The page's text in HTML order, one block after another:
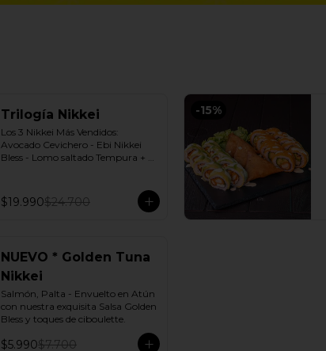
Trilogía Nikkei
Los 3 Nikkei Más Vendidos:
Avocado Cevichero - Ebi Nikkei
Bless - Lomo saltado Tempura + 3
$19.990$24.700
-15%
NUEVO * Golden Tuna
Nikkei
Salmón, Palta - Envuelto en Atún
con nuestra exquisita Salsa Golden
Bless y toques de ciboulette.
$5.990$7.700